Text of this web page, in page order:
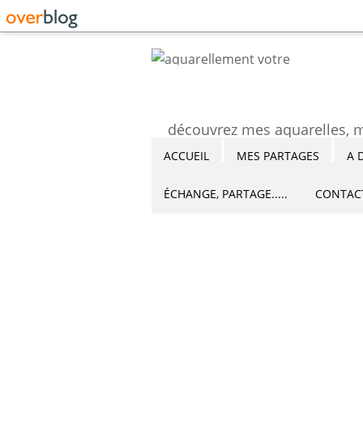
ACCUEIL MES PARTAGES A
ÉCHANGE, PARTAGE.....